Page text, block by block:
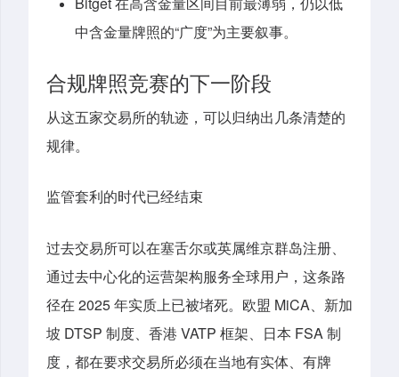
中含金量牌照的“广度”为主要叙事。
合规牌照竞赛的下一阶段
从这五家交易所的轨迹，可以归纳出几条清楚的
规律。
监管套利的时代已经结束
过去交易所可以在塞舌尔或英属维京群岛注册、
通过去中心化的运营架构服务全球用户，这条路
径在 2025 年实质上已被堵死。欧盟 MiCA、新加
坡 DTSP 制度、香港 VATP 框架、日本 FSA 制
度，都在要求交易所必须在当地有实体、有牌